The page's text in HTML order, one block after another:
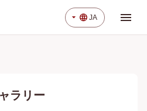
arrow_drop_down language JA menu
ラリー